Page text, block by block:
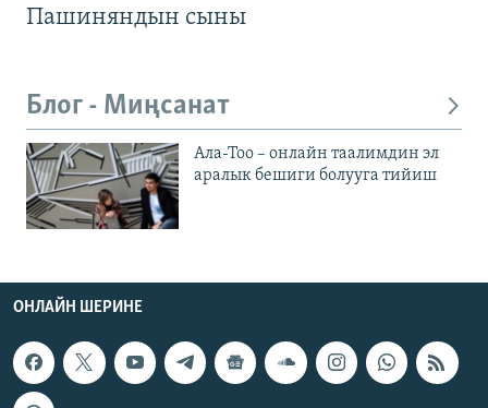
Пашиняндын сыны
Блог - Миңсанат
Ала-Тоо – онлайн таалимдин эл
аралык бешиги болууга тийиш
ОНЛАЙН ШЕРИНЕ